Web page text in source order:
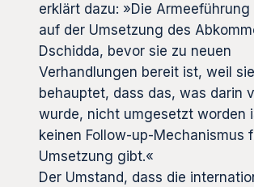
erklärt dazu: »Die
auf der Umsetzung des
Dschidda, bevor sie zu neuen
Verhandlungen bereit ist, weil sie
behauptet, dass das, was darin
wurde, nicht umgesetzt worden
keinen Follow-up-Mechanismus
Umsetzung gibt.«
Der Umstand, dass die